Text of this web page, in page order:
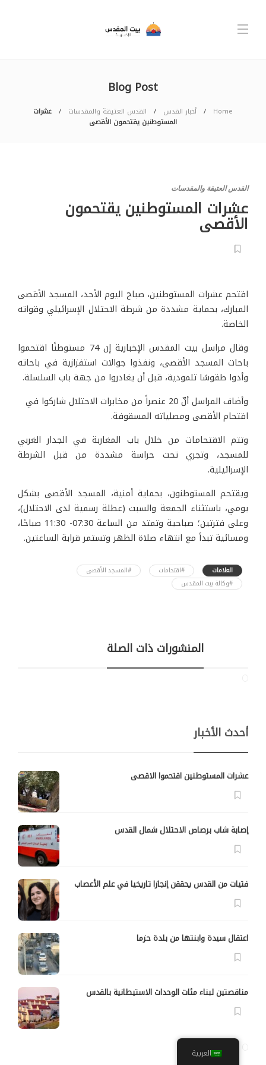
Blog Post
Home أخبار القدس القدس العتيقة والمقدسات
عشرات
المستوطنين يقتحمون الأقصى
القدس العتيقة والمقدسات
عشرات المستوطنين يقتحمون
الأقصى
اقتحم عشرات المستوطنين، صباح اليوم الأحد، المسجد الأقصى
المبارك، بحماية مشددة من شرطة الاحتلال الإسرائيلي وقواته
الخاصة.
وقال مراسل بيت المقدس الإخبارية إن 74 مستوطنًا اقتحموا
باحات المسجد الأقصى، ونفذوا جوالات استفزازية في باحاته
وأدوا طقوسًا تلمودية، قبل أن يغادروا من جهة باب السلسلة.
وأضاف المراسل أنّ 20 عنصراً من مخابرات الاحتلال شاركوا في
اقتحام الأقصى ومصلياته المسقوفة.
وتتم الاقتحامات من خلال باب المغاربة في الجدار الغربي
للمسجد، وتجري تحت حراسة مشددة من قبل الشرطة
الإسرائيلية.
ويقتحم المستوطنون، بحماية أمنية، المسجد الأقصى بشكل
يومي، باستثناء الجمعة والسبت (عطلة رسمية لدى الاحتلال)،
وعلى فترتين؛ صباحية وتمتد من الساعة 07:30- 11:30 صباحًا،
ومسائية تبدأ مع انتهاء صلاة الظهر وتستمر قرابة الساعتين.
العلامات #اقتحامات
#المسجد الأقصى
#وكالة بيت المقدس
المنشورات ذات الصلة
أحدث الأخبار
عشرات المستوطنين اقتحموا الاقصى
إصابة شاب برصاص الاحتلال شمال القدس
فتيات من القدس يحققن إنجازا تاريخيا في علم الأعصاب
اعتقال سيدة وابنتها من بلدة حزما
مناقصتين لبناء مئات الوحدات الاستيطانية بالقدس
العربية